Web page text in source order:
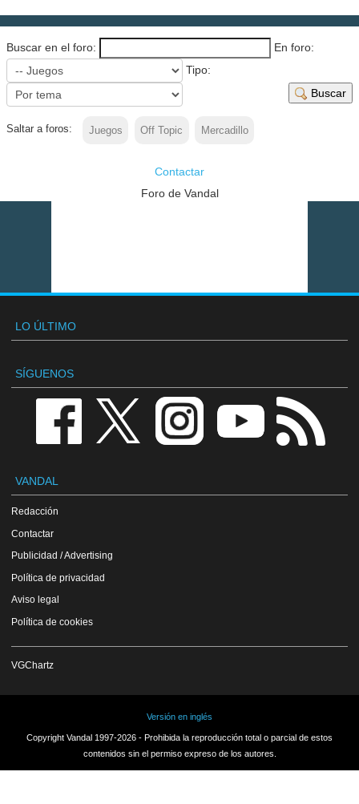
Buscar en el foro:
En foro:
Tipo:
Buscar
Saltar a foros: Juegos Off Topic Mercadillo
Contactar
Foro de Vandal
LO ÚLTIMO
SÍGUENOS
VANDAL
Redacción
Contactar
Publicidad / Advertising
Política de privacidad
Aviso legal
Política de cookies
VGChartz
Versión en inglés
Copyright Vandal 1997-2026 - Prohibida la reproducción total o parcial de estos
contenidos sin el permiso expreso de los autores.